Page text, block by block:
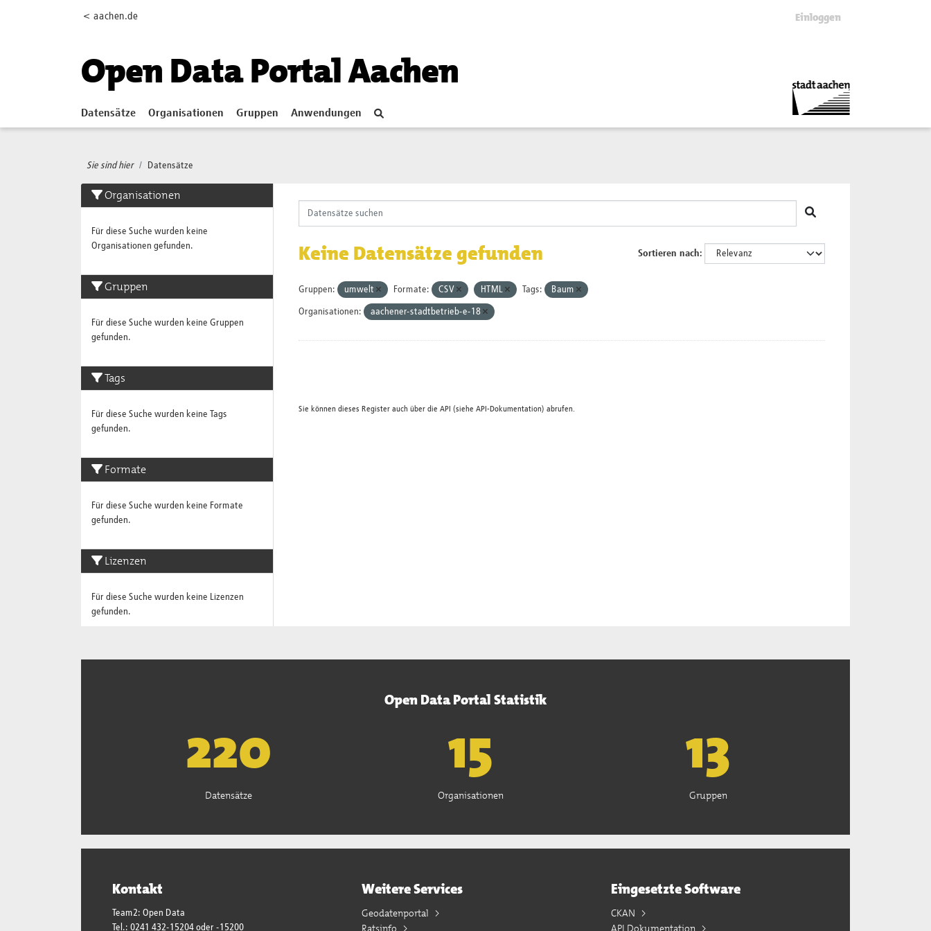
< aachen.de Einloggen
Open Data Portal Aachen
Datensätze Organisationen Gruppen Anwendungen
Sie sind hier Datensätze
Organisationen
Für diese Suche wurden keine
Organisationen gefunden.
Gruppen
Für diese Suche wurden keine Gruppen
gefunden.
Tags
Für diese Suche wurden keine Tags
gefunden.
Formate
Für diese Suche wurden keine Formate
gefunden.
Lizenzen
Für diese Suche wurden keine Lizenzen
gefunden.
Sortieren nach
Keine Datensätze gefunden
Gruppen: umwelt Formate: CSV HTML Tags: Baum
Organisationen: aachener-stadtbetrieb-e-18
Sie können dieses Register auch über die API (siehe API-Dokumentation) abrufen.
Open Data Portal Statistik
222
Datensätze
15
Organisationen
13
Gruppen
Kontakt
Team2: Open Data
Tel.: 0241 432-15204 oder -15200
Weitere Services
Geodatenportal
Ratsinfo
Eingesetzte Software
CKAN
API Dokumentation